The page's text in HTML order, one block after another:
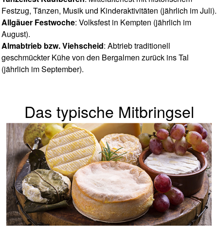
Festzug, Tänzen, Musik und Kinderaktivitäten (jährlich im Juli).
Allgäuer Festwoche: Volksfest in Kempten (jährlich im
August).
Almabtrieb bzw. Viehscheid: Abtrieb traditionell
geschmückter Kühe von den Bergalmen zurück ins Tal
(jährlich im September).
Das typische Mitbringsel